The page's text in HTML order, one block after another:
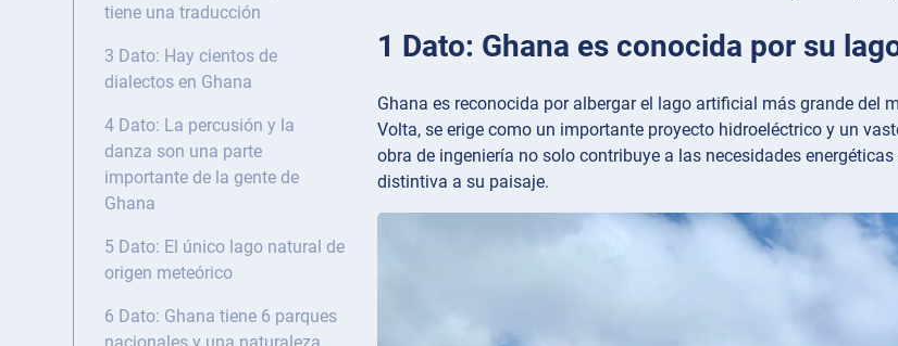
tiene una traducción
3 Dato: Hay cientos de
dialectos en Ghana
4 Dato: La percusión y la
danza son una parte
importante de la gente de
Ghana
5 Dato: El único lago natural de
origen meteórico
6 Dato: Ghana tiene 6 parques
1 Dato: Ghana es conocida por su
Ghana es reconocida por albergar el lago artificial más grande del
Volta, se erige como un importante proyecto hidroeléctrico y un
obra de ingeniería no solo contribuye a las necesidades
distintiva a su paisaje.